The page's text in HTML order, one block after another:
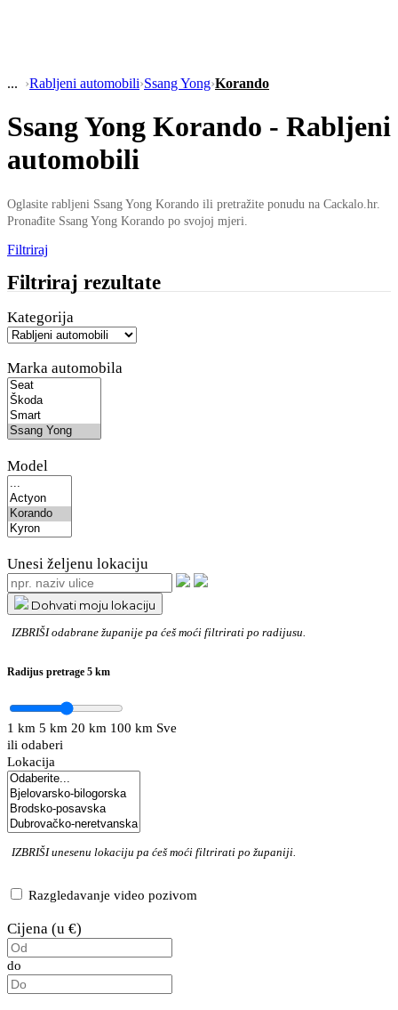
›Rabljeni automobili›Ssang Yong›Korando
Ssang Yong Korando - Rabljeni
automobili
Oglasite rabljeni Ssang Yong Korando ili pretražite ponudu na Cackalo.hr.
Pronađite Ssang Yong Korando po svojoj mjeri.
Filtriraj
Filtriraj rezultate
Kategorija
Marka automobila
Model
Unesi željenu lokaciju
Dohvati moju lokaciju
IZBRIŠIodabrane županije pa ćeš moći filtrirati po radijusu.
Radijus pretrage 5 km
1 km 5 km 20 km 100 km Sve
ili odaberi
Lokacija
IZBRIŠIunesenu lokaciju pa ćeš moći filtrirati po županiji.
Razgledavanje video pozivom
Cijena (u €)
do